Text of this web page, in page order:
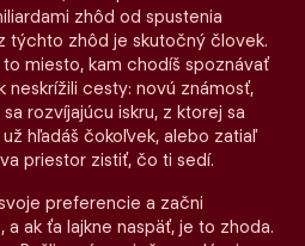
zhôd od spustenia
týchto zhôd je skutočný človek.
miesto, kam chodíš spoznávať
neskrížili cesty: novú známosť,
rozvíjajúcu iskru, z ktorej sa
hľadáš čokoľvek, alebo zatiaľ
priestor zistiť, čo ti sedí.
preferencie a začni
a ak ťa lajkne naspäť, je to zhoda.